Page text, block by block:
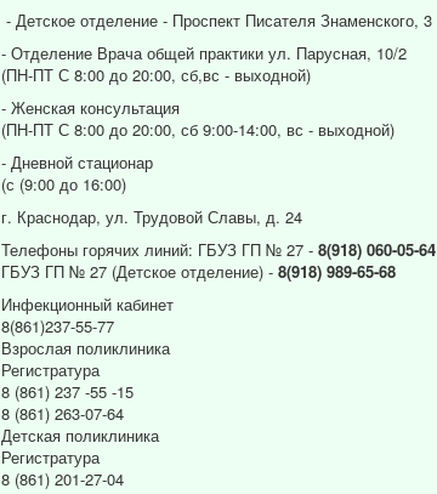
- Детское отделение - Проспект Писателя Знаменского, 3
- Отделение Врача общей практики ул. Парусная, 10/2
(ПН-ПТ С 8:00 до 20:00, сб,вс - выходной)
- Женская консультация
(ПН-ПТ С 8:00 до 20:00, сб 9:00-14:00, вс - выходной)
- Дневной стационар
(с (9:00 до 16:00)
г. Краснодар, ул. Трудовой Славы, д. 24
Телефоны горячих линий: ГБУЗ ГП № 27 - 8(918) 060-05-64
ГБУЗ ГП № 27 (Детское отделение) - 8(918) 989-65-68
Инфекционный кабинет
8(861)237-55-77
Взрослая поликлиника
Регистратура
8 (861) 237 -55 -15
8 (861) 263-07-64
Детская поликлиника
Регистратура
8 (861) 201-27-04